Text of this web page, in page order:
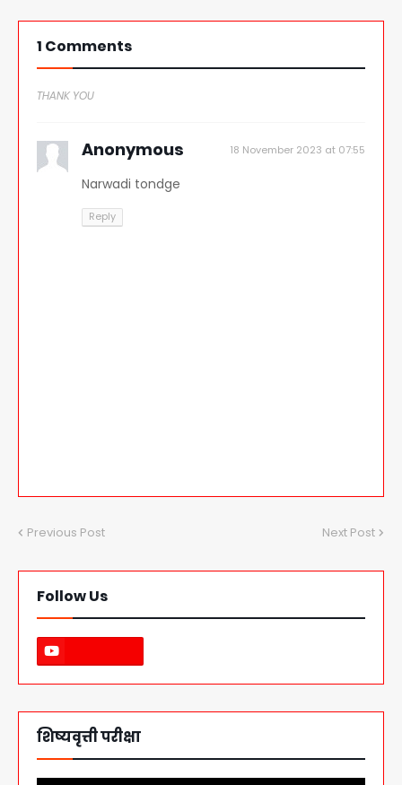
1 Comments
THANK YOU
Anonymous 18 November 2023 at 07:55
Narwadi tondge
Reply
Previous Post Next Post
Follow Us
शिष्यवृत्ती परीक्षा